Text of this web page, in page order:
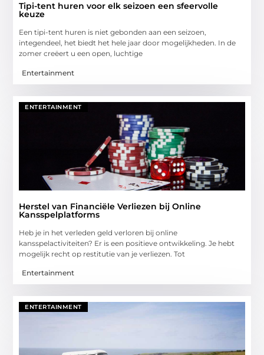
Tipi-tent huren voor elk seizoen een sfeervolle
keuze
Een tipi-tent huren is niet gebonden aan een seizoen,
integendeel, het biedt het hele jaar door mogelijkheden. In de
zomer creëert u een open, luchtige
Entertainment
ENTERTAINMENT
Herstel van Financiële Verliezen bij Online
Kansspelplatforms
Heb je in het verleden geld verloren bij online
kansspelactiviteiten? Er is een positieve ontwikkeling. Je hebt
mogelijk recht op restitutie van je verliezen. Tot
Entertainment
ENTERTAINMENT